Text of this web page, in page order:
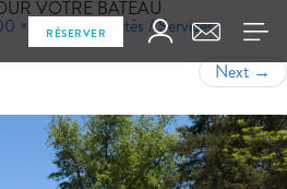
RÉSERVER
VOTRE BATEAU
× 400inActivités / Services
Next →